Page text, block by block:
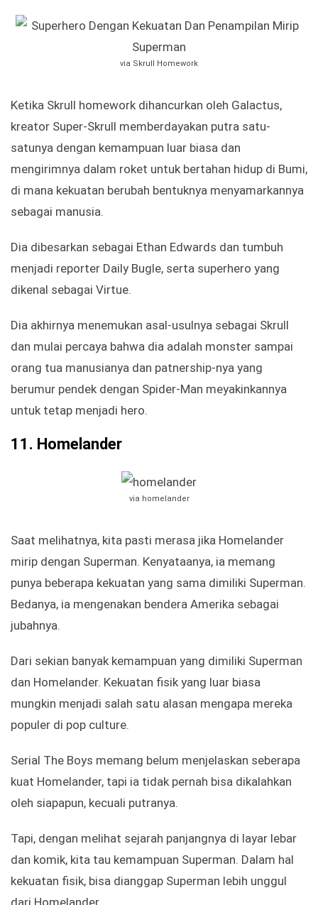
via Skrull Homework
Ketika Skrull homework dihancurkan oleh Galactus,
kreator Super-Skrull memberdayakan putra satu-
satunya dengan kemampuan luar biasa dan
mengirimnya dalam roket untuk bertahan hidup di Bumi,
di mana kekuatan berubah bentuknya menyamarkannya
sebagai manusia.
Dia dibesarkan sebagai Ethan Edwards dan tumbuh
menjadi reporter Daily Bugle, serta superhero yang
dikenal sebagai Virtue.
Dia akhirnya menemukan asal-usulnya sebagai Skrull
dan mulai percaya bahwa dia adalah monster sampai
orang tua manusianya dan patnership-nya yang
berumur pendek dengan Spider-Man meyakinkannya
untuk tetap menjadi hero.
11. Homelander
via homelander
Saat melihatnya, kita pasti merasa jika Homelander
mirip dengan Superman. Kenyataanya, ia memang
punya beberapa kekuatan yang sama dimiliki Superman.
Bedanya, ia mengenakan bendera Amerika sebagai
jubahnya.
Dari sekian banyak kemampuan yang dimiliki Superman
dan Homelander. Kekuatan fisik yang luar biasa
mungkin menjadi salah satu alasan mengapa mereka
populer di pop culture.
Serial The Boys memang belum menjelaskan seberapa
kuat Homelander, tapi ia tidak pernah bisa dikalahkan
oleh siapapun, kecuali putranya.
Tapi, dengan melihat sejarah panjangnya di layar lebar
dan komik, kita tau kemampuan Superman. Dalam hal
kekuatan fisik, bisa dianggap Superman lebih unggul